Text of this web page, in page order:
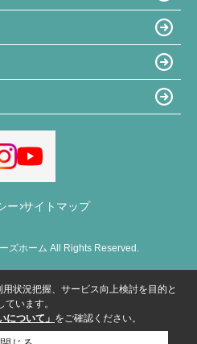
ー サイトマップ
ズホーム All Rights Reserved.
状況把握、サービス向上検討を目的と
います。
について」 をご確認ください。